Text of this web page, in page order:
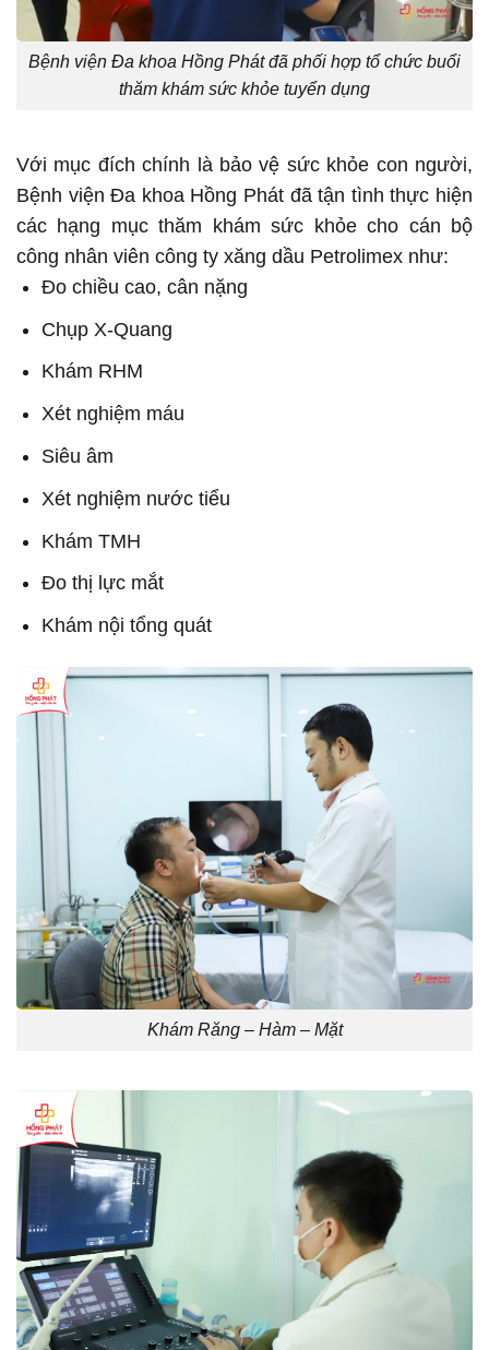
Bệnh viện Đa khoa Hồng Phát đã phối hợp tổ chức buổi
thăm khám sức khỏe tuyển dụng
Với mục đích chính là bảo vệ sức khỏe con người,
Bệnh viện Đa khoa Hồng Phát đã tận tình thực hiện
các hạng mục thăm khám sức khỏe cho cán bộ
công nhân viên công ty xăng dầu Petrolimex như:
Đo chiều cao, cân nặng
Chụp X-Quang
Khám RHM
Xét nghiệm máu
Siêu âm
Xét nghiệm nước tiểu
Khám TMH
Đo thị lực mắt
Khám nội tổng quát
Khám Răng – Hàm – Mặt